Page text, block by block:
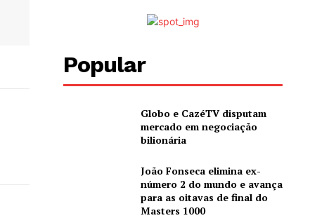
Popular
Globo e CazéTV disputam
mercado em negociação
bilionária
João Fonseca elimina ex-
número 2 do mundo e avança
para as oitavas de final do
Masters 1000